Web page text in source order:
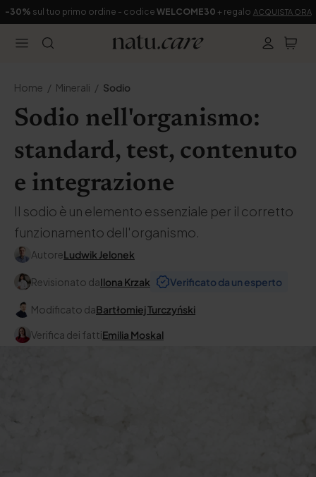
-30% sul tuo primo ordine - codice WELCOME30 + regalo ACQUISTA ORA
Home Minerali Sodio
Sodio nell'organismo:
standard, test, contenuto
e integrazione
Il sodio è un elemento essenziale per il corretto
funzionamento dell'organismo.
AutoreLudwik Jelonek
Revisionato daIlona Krzak Verificato da un esperto
Modificato daBartłomiej Turczyński
Verifica dei fattiEmilia Moskal